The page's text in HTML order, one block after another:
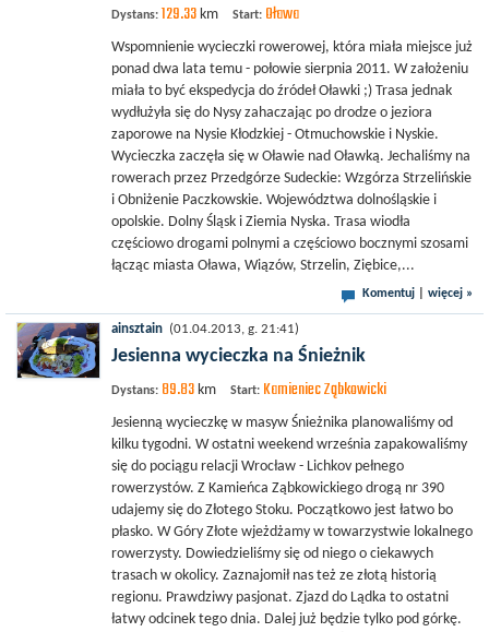
Dystans: 129.33 km Start: Oława
Wspomnienie wycieczki rowerowej, która miała miejsce już
ponad dwa lata temu - połowie sierpnia 2011. W założeniu
miała to być ekspedycja do źródeł Oławki ;) Trasa jednak
wydłużyła się do Nysy zahaczając po drodze o jeziora
zaporowe na Nysie Kłodzkiej - Otmuchowskie i Nyskie.
Wycieczka zaczęła się w Oławie nad Oławką. Jechaliśmy na
rowerach przez Przedgórze Sudeckie: Wzgórza Strzelińskie
i Obniżenie Paczkowskie. Województwa dolnośląskie i
opolskie. Dolny Śląsk i Ziemia Nyska. Trasa wiodła
częściowo drogami polnymi a częściowo bocznymi szosami
łącząc miasta Oława, Wiązów, Strzelin, Ziębice,...
Komentuj więcej »
ainsztain (01.04.2013, g. 21:41)
Jesienna wycieczka na Śnieżnik
Dystans: 89.83 km Start: Kamieniec Ząbkowicki
Jesienną wycieczkę w masyw Śnieżnika planowaliśmy od
kilku tygodni. W ostatni weekend września zapakowaliśmy
się do pociągu relacji Wrocław - Lichkov pełnego
rowerzystów. Z Kamieńca Ząbkowickiego drogą nr 390
udajemy się do Złotego Stoku. Początkowo jest łatwo bo
płasko. W Góry Złote wjeżdżamy w towarzystwie lokalnego
rowerzysty. Dowiedzieliśmy się od niego o ciekawych
trasach w okolicy. Zaznajomił nas też ze złotą historią
regionu. Prawdziwy pasjonat. Zjazd do Lądka to ostatni
łatwy odcinek tego dnia. Dalej już będzie tylko pod górkę.